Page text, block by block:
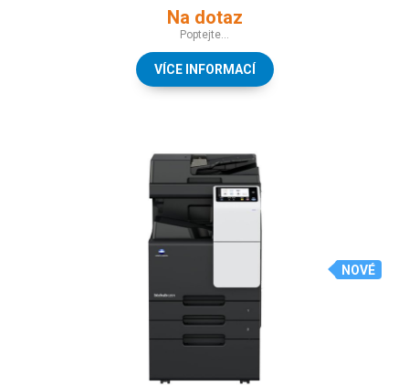
Na dotaz
Poptejte...
VÍCE INFORMACÍ
NOVÉ